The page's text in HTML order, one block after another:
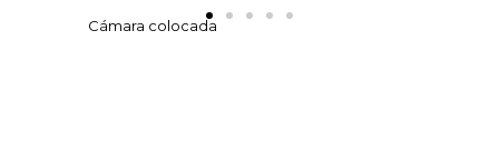
Cámara colocada